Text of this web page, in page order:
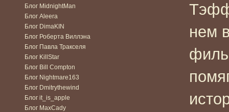
Блог MidnightMan
Блог Aleera
Блог DimaKIN
Блог Роберта Виллэна
Блог Павла Тракселя
Блог KillStar
Блог Bill Compton
Блог Nightmare163
Блог Dmitrythewind
Блог it_is_apple
Блог MaxCady
нем